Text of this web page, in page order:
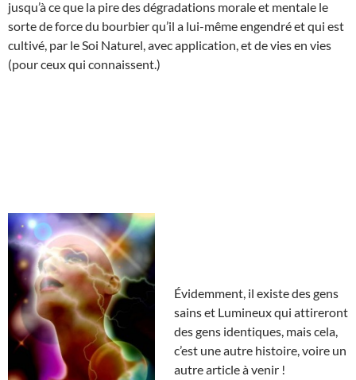
jusqu’à ce que la pire des dégradations morale et mentale le
sorte de force du bourbier qu’il a lui-même engendré et qui est
cultivé, par le Soi Naturel, avec application, et de vies en vies
(pour ceux qui connaissent.)
Évidemment, il existe des gens
sains et Lumineux qui attireront
des gens identiques, mais cela,
c’est une autre histoire, voire un
autre article à venir !